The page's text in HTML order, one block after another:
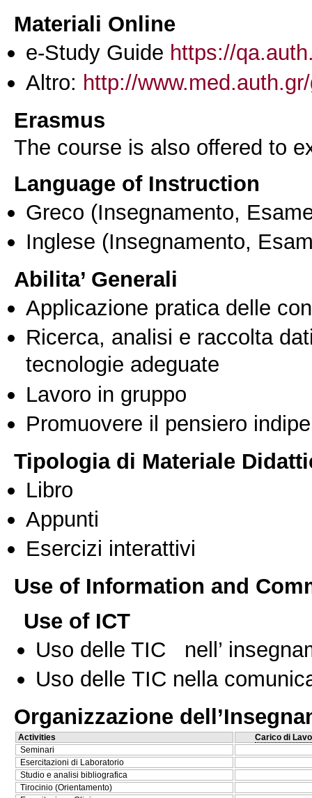
Materiali Online
e-Study Guide https://
Altro: http://
Erasmus
The course is also offered to
Language of Instruction
Greco (Insegnamento,
Inglese (Insegnamento,
Abilita’ Generali
Applicazione pratica delle
Ricerca, analisi e raccolta
tecnologie adeguate
Lavoro in gruppo
Promuovere il pensiero
Tipologia di Materiale
Libro
Appunti
Esercizi interattivi
Use of Information and
Use of ICT
Uso delle TIC nell’
Uso delle TIC nella
Organizzazione
Activities
Carico di
Seminari
Esercitazioni di Laboratorio
Studio e analisi bibliografica
Tirocinio (Orientamento)